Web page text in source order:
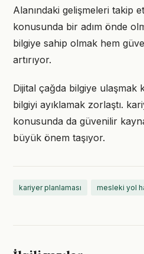
Alanındaki gelişmeleri takip
konusunda bir adım önde
bilgiye sahip olmak hem
artırıyor.
Dijital çağda bilgiye ulaşmak
bilgiyi ayıklamak zorlaştı.
konusunda da güvenilir
büyük önem taşıyor.
kariyer planlaması mesleki yol